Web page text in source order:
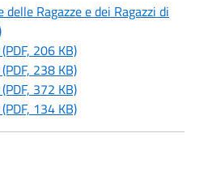
Ragazze e dei Ragazzi di
206 KB)
238 KB)
372 KB)
134 KB)